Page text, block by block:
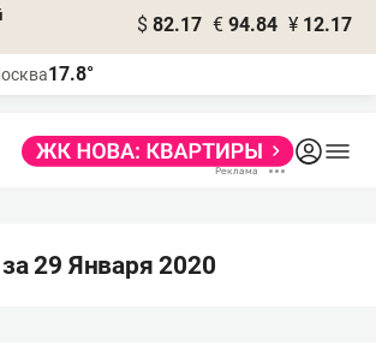
$ 82.17 € 94.84 ¥ 12.17
17.8°
29 Января 2020